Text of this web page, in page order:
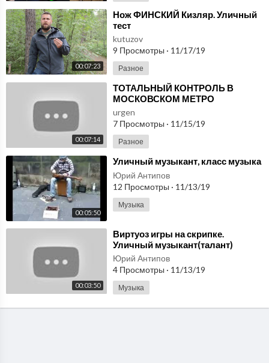
00:07:23
⁣Нож ФИНСКИЙ Кизляр. Уличный
тест
kutuzov
9 Просмотры · 11/17/19
Разное
00:07:14
⁣ТОТАЛЬНЫЙ КОНТРОЛЬ В
МОСКОВСКОМ МЕТРО
urgen
7 Просмотры · 11/15/19
Разное
00:05:50
⁣Уличный музыкант, класс музыка
Юрий Антипов
12 Просмотры · 11/13/19
Музыка
00:03:50
⁣Виртуоз игры на скрипке.
Уличный музыкант(талант)
Юрий Антипов
4 Просмотры · 11/13/19
Музыка